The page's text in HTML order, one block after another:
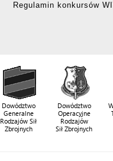
Regulamin konkursów
Dowództwo
Generalne
Rodzajów Sił
Zbrojnych
Dowództwo
Operacyjne
Rodzajów
Sił Zbrojnych